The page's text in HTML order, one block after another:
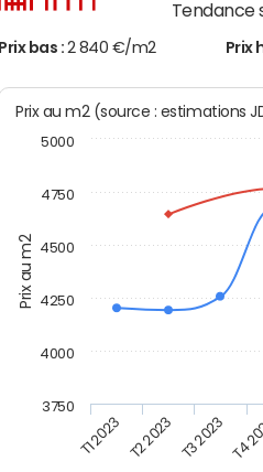
Tendance
Prix bas : 2 840 €/m2 Prix
Prix au m2
Prix au m2 (source : estimations
T1 2023 T2 2023 T3 2023 T4
3750
4000
4250
4500
4750
5000